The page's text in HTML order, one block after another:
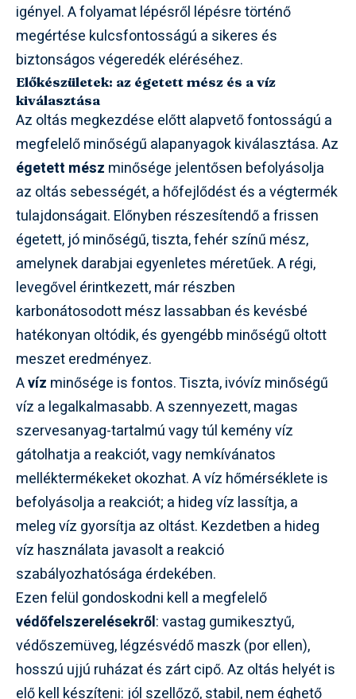
igényel. A folyamat lépésről lépésre történő
megértése kulcsfontosságú a sikeres és
biztonságos végeredék eléréséhez.
Előkészületek: az égetett mész és a víz
kiválasztása
Az oltás megkezdése előtt alapvető fontosságú a
megfelelő minőségű alapanyagok kiválasztása. Az
égetett mész minősége jelentősen befolyásolja
az oltás sebességét, a hőfejlődést és a végtermék
tulajdonságait. Előnyben részesítendő a frissen
égetett, jó minőségű, tiszta, fehér színű mész,
amelynek darabjai egyenletes méretűek. A régi,
levegővel érintkezett, már részben
karbonátosodott mész lassabban és kevésbé
hatékonyan oltódik, és gyengébb minőségű oltott
meszet eredményez.
Avíz minősége is fontos. Tiszta, ivóvíz minőségű
víz a legalkalmasabb. A szennyezett, magas
szervesanyag-tartalmú vagy túl kemény víz
gátolhatja a reakciót, vagy nemkívánatos
melléktermékeket okozhat. A víz hőmérséklete is
befolyásolja a reakciót; a hideg víz lassítja, a
meleg víz gyorsítja az oltást. Kezdetben a hideg
víz használata javasolt a reakció
szabályozhatósága érdekében.
Ezen felül gondoskodni kell a megfelelő
védőfelszerelésekről: vastag gumikesztyű,
védőszemüveg, légzésvédő maszk (por ellen),
hosszú ujjú ruházat és zárt cipő. Az oltás helyét is
elő kell készíteni: jól szellőző, stabil, nem éghető